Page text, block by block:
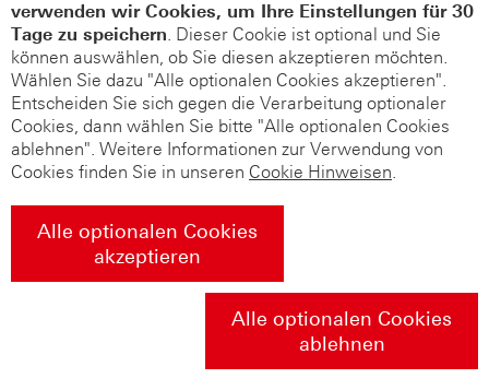
verwenden wir Cookies, um Ihre Einstellungen für 30
Tage zu speichern. Dieser Cookie ist optional und Sie
können auswählen, ob Sie diesen akzeptieren möchten.
Wählen Sie dazu "Alle optionalen Cookies akzeptieren".
Entscheiden Sie sich gegen die Verarbeitung optionaler
Cookies, dann wählen Sie bitte "Alle optionalen Cookies
ablehnen". Weitere Informationen zur Verwendung von
Cookies finden Sie in unseren Cookie Hinweisen.
Alle optionalen Cookies
akzeptieren
Alle optionalen Cookies
ablehnen